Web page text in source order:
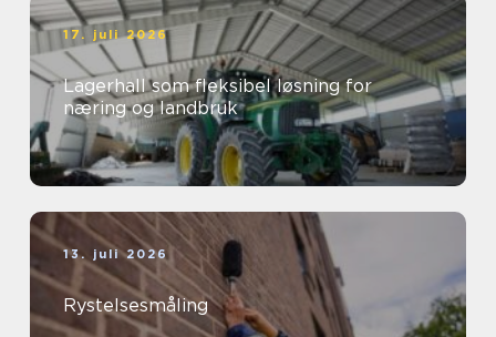
17. juli 2026
Lagerhall som fleksibel løsning for
næring og landbruk
13. juli 2026
Rystelsesmåling